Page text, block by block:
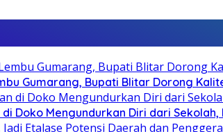
Gumarang, Bupati Blitar Dorong
Doko Mengundurkan Diri dari